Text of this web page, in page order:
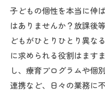
子どもの個性を本当に伸
はありませんか？放課後
どもがひとりひとり異な
に求められる役割はます
し、療育プログラムや個
連携など、日々の業務に